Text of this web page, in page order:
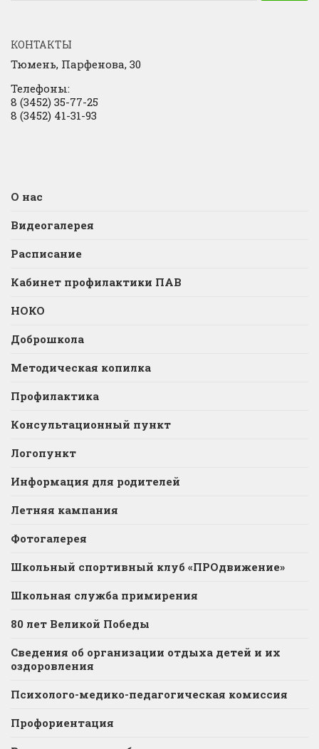
КОНТАКТЫ
Тюмень, Парфенова, 30
Телефоны:
8 (3452) 35-77-25
8 (3452) 41-31-93
О нас
Видеогалерея
Расписание
Кабинет профилактики ПАВ
НОКО
Доброшкола
Методическая копилка
Профилактика
Консультационный пункт
Логопункт
Информация для родителей
Летняя кампания
Фотогалерея
Школьный спортивный клуб «ПРОдвижение»
Школьная служба примирения
80 лет Великой Победы
Сведения об организации отдыха детей и их
оздоровления
Психолого-медико-педагогическая комиссия
Профориентация